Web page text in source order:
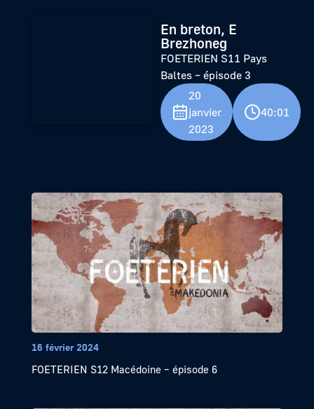
En breton, E
Brezhoneg
FOETERIEN S11 Pays
Baltes – épisode 3
20
janvier
2023
40:01
16 février 2024
FOETERIEN S12 Macédoine – épisode 6